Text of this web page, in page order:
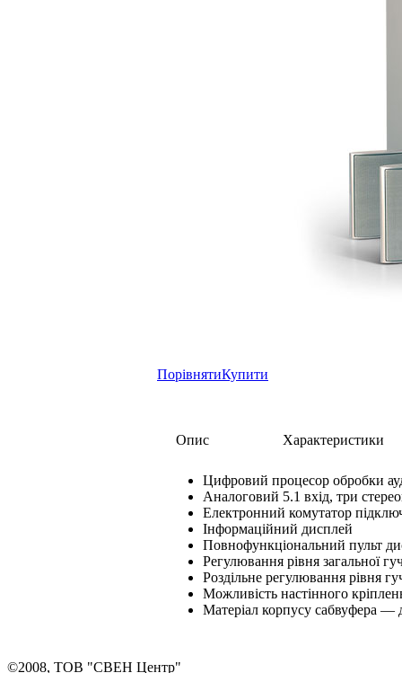
ПорівнятиКупити
Опис Характеристики
Цифровий процесор обробки
Аналоговий 5.1 вхід, три
Електронний комутатор
Інформаційний дисплей
Повнофункціональний пульт
Регулювання рівня загальної
Роздільне регулювання рівня
Можливість настінного
Матеріал корпусу сабвуфера —
©2008, ТОВ "СВЕН Центр"